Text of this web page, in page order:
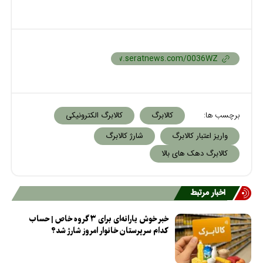
برچسب ها: کالابرگ
کالابرگ الکترونیکی
واریز اعتبار کالابرگ
شارژ کالابرگ
کالابرگ دهک های بالا
اخبار مرتبط
خبر خوش یارانه‌ای برای ۳ گروه خاص | حساب
کدام سرپرستان خانوار امروز شارژ شد؟